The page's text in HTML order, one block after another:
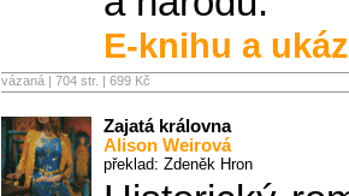
E-knihu a
vázaná | 704 str. | 699 Kč
Zajatá královna
Alison Weirová
překlad: Zdeněk Hron